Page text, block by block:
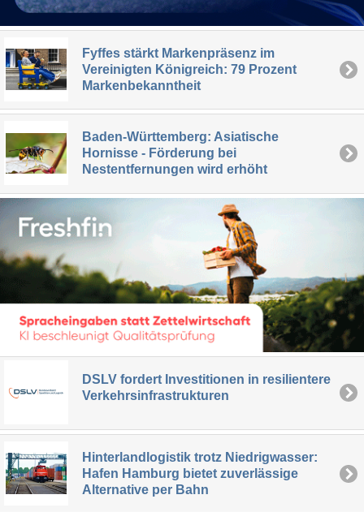
Fyffes stärkt Markenpräsenz im
Vereinigten Königreich: 79 Prozent
Markenbekanntheit
Baden-Württemberg: Asiatische
Hornisse - Förderung bei
Nestentfernungen wird erhöht
DSLV fordert Investitionen in resilientere
Verkehrsinfrastrukturen
Hinterlandlogistik trotz Niedrigwasser:
Hafen Hamburg bietet zuverlässige
Alternative per Bahn